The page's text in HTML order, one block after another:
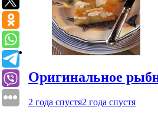
Оригинальное
2 года спустя2 года спустя